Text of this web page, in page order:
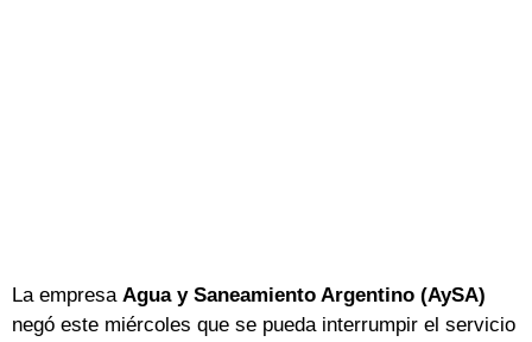
La empresa Agua y Saneamiento Argentino (AySA)
negó este miércoles que se pueda interrumpir el servicio